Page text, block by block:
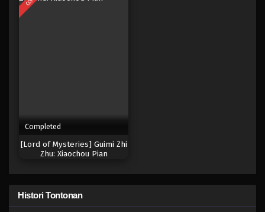
Completed
[Lord of Mysteries] Guimi Zhi
Zhu: Xiaochou Pian
Histori Tontonan